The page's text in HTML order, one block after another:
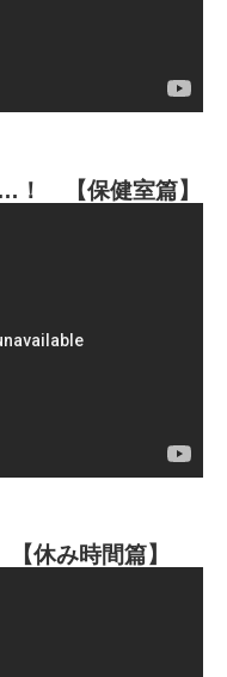
！ 【保健室篇】
休み時間篇】